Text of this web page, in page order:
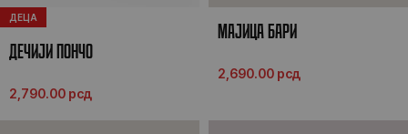
ДЕЦА
ДEЧИЈИ ПОНЧО
2,790.00 рсд
МАЈИЦА БАРИ
2,690.00 рсд